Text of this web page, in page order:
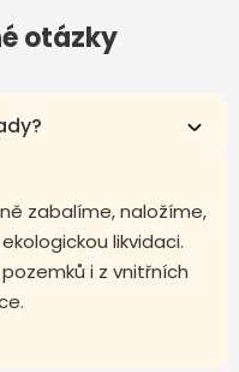
otázky
zabalíme, naložíme,
likvidaci.
i z vnitřních